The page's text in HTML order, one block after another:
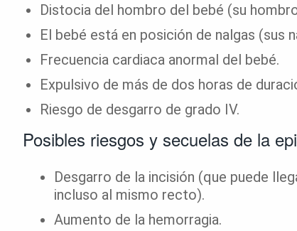
Distocia del hombro del bebé (su
El bebé está en posición de nalgas (sus
Frecuencia cardiaca anormal del bebé.
Expulsivo de más de dos horas de
Riesgo de desgarro de grado IV.
Posibles riesgos y secuelas de la
Desgarro de la incisión (que puede
incluso al mismo recto).
Aumento de la hemorragia.